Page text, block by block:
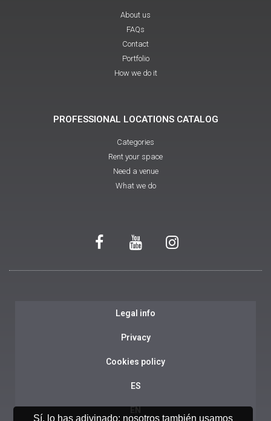
About us
FAQs
Contact
Portfolio
How we do it
PROFESSIONAL LOCATIONS CATALOG
Categories
Rent your space
Need a venue
What we do
Legal info
Privacy
Cookies policy
ES
EN
Sí, lo has adivinado: nosotros también usamos